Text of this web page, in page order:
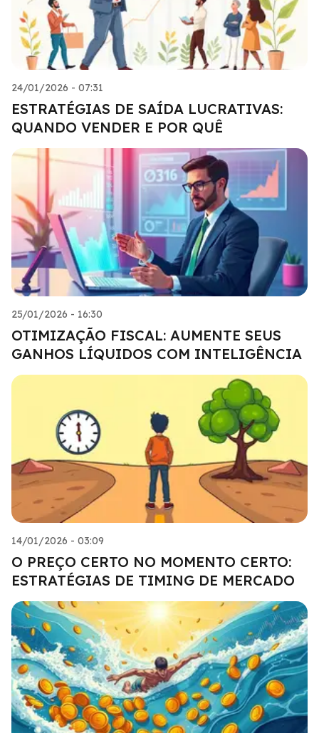
24/01/2026 - 07:31
ESTRATÉGIAS DE SAÍDA LUCRATIVAS:
QUANDO VENDER E POR QUÊ
25/01/2026 - 16:30
OTIMIZAÇÃO FISCAL: AUMENTE SEUS
GANHOS LÍQUIDOS COM INTELIGÊNCIA
14/01/2026 - 03:09
O PREÇO CERTO NO MOMENTO CERTO:
ESTRATÉGIAS DE TIMING DE MERCADO